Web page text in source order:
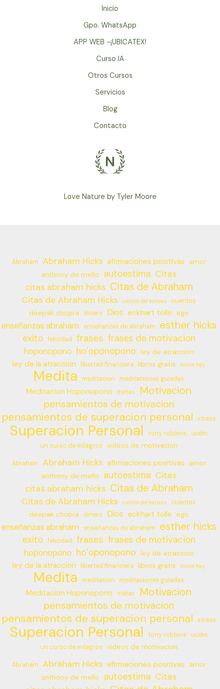
Inicio
Gpo. WhatsApp
APP WEB -¡UBICATEX!
Curso IA
Otros Cursos
Servicios
Blog
Contacto
Love Nature by Tyler Moore
Abraham Abraham Hicks afirmaciones positivas
amor
anthony de mello
autoestima Citas
citas abraham hicks Citas de Abraham
Citas de Abraham Hicks control del estress cuentos
deepak chopra dinero Dios eckhart tolle ego
enseñanzas abraham enseñanzas de abraham esther hicks
exito felicidad frases frases de motivacion
hoponopono ho’oponopono ley de atraccion
ley de la atraccion libertad financiera libros gratis louise hay
Medita meditacion meditaciones guiadas
Meditacion Hoponopono metas Motivacion
pensamientos de motivacion
pensamientos de superacion personal stress
Superacion Personal tony robbins
ucdm
un curso de milagros
videos de motivacion
Abraham Abraham Hicks afirmaciones positivas
amor
anthony de mello
autoestima Citas
citas abraham hicks Citas de Abraham
Citas de Abraham Hicks control del estress cuentos
deepak chopra dinero Dios eckhart tolle ego
enseñanzas abraham enseñanzas de abraham esther hicks
exito felicidad frases frases de motivacion
hoponopono ho’oponopono ley de atraccion
ley de la atraccion libertad financiera libros gratis louise hay
Medita meditacion meditaciones guiadas
Meditacion Hoponopono metas Motivacion
pensamientos de motivacion
pensamientos de superacion personal stress
Superacion Personal tony robbins
ucdm
un curso de milagros
videos de motivacion
Abraham Abraham Hicks afirmaciones positivas
amor
anthony de mello
autoestima Citas